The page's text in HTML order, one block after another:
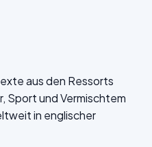
aus den Ressorts
Sport und Vermischtem
in englischer